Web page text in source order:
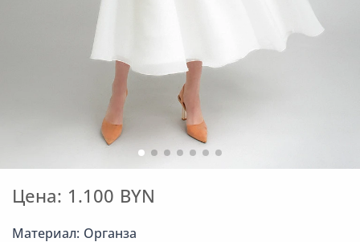
Цена: 1.100 BYN
Материал: Органза